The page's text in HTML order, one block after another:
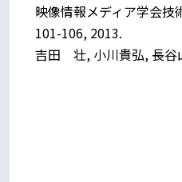
映像情報メディア学会
101-106, 2013.
吉田 壮, 小川貴弘, 長谷